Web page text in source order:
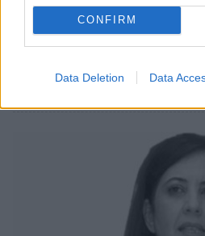
CONFIRM
Data Deletion Data
Προστασία της
ζήτησε η Ντίνα
της ΑΝ.Π.Ε.
29/05/2024 08:24